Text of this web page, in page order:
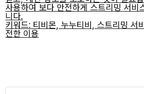
사용하여 보다 안전하게 스트리밍 서비
니다.
키워드: 티비몬, 누누티비, 스트리밍 서
전한 이용